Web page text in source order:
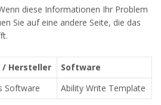
diese Informationen Ihr Problem
Sie auf eine andere Seite, die das
/ Hersteller
Software
Software Ability Write Template